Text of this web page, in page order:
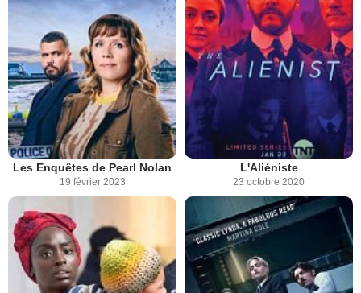
Les Enquêtes de Pearl Nolan
19 février 2023
L'Aliéniste
23 octobre 2020